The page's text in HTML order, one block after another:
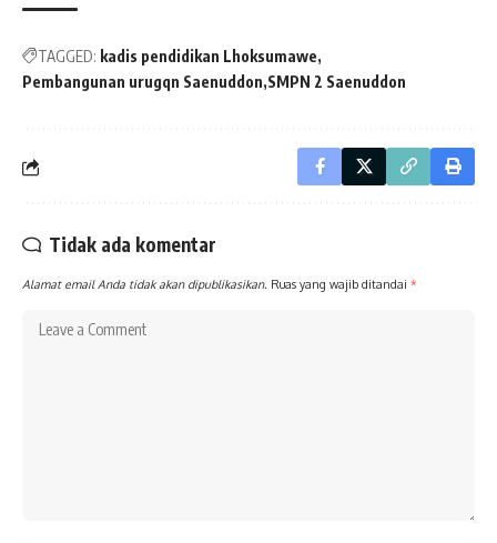
TAGGED: kadis pendidikan Lhoksumawe
Pembangunan urugqn Saenuddon SMPN 2 Saenuddon
Tidak ada komentar
Alamat email Anda tidak akan dipublikasikan. Ruas yang wajib ditandai *